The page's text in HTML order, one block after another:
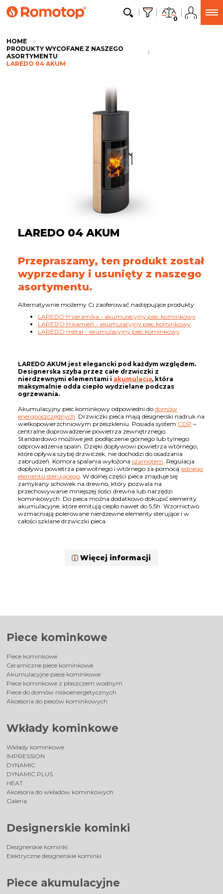
0
HOME
PRODUKTY WYCOFANE Z NASZEGO
ASORTYMENTU
LAREDO 04 AKUM
LAREDO 04 AKUM
Przepraszamy, ten produkt został
wyprzedany i usunięty z naszego
asortymentu.
Alternatywnie możemy Ci zaoferować następujące produkty:
LAREDO H ceramika - akumulacyjny piec kominkowy
LAREDO H kamień - akumulacyjny piec kominkowy
LAREDO metal - akumulacyjny piec kominkowy
LAREDO AKUM jest elegancki pod każdym względem.
Designerska szyba przez całe drzwiczki z
nierdzewnymi elementami i akumulacją, która
maksymalnie odda ciepło wydzielane podczas
ogrzewania.
Akumulacyjny piec kominkowy odpowiedni do domów
energooszczędnych . Drzwiczki pieca mają designerski nadruk na
wielkopowierzchniowym przeszkleniu. Posiada system CDP –
centralne doprowadzenie powietrza zewnętrznego.
Standardowo możliwe jest podłączenie górnego lub tylnego
odprowadzenia spalin. Dzięki dopływowi powietrza wtórnego,
które opływa szybę drzwiczek, nie dochodzi do osadzania
zabrudzeń. Komora spalania wyłożona szamotem . Regulacja
dopływu powietrza pierwotnego i wtórnego za pomocą jednego
elementu sterującego. W dolnej części pieca znajduje się
zamykany schowek na drewno, który pozwala na
przechowywanie mniejszej ilości drewna lub narzędzi
kominkowych. Do pieca można dodatkowo dokupić elementy
akumulacyjne, które emitują ciepło nawet do 5,5h. Wzornictwo
wzmacniają polerowane nierdzewne elementy sterujące i w
całości szklane drzwiczki pieca.
Więcej informacji
Piece kominkowe
Piece kominkowe
Ceramiczne piece kominkowe
Akumulacyjne piece kominkowe
Piece kominkowe z płaszczem wodnym
Piece do domów niskoenergetycznych
Akcesoria do pieców kominkowych
Wkłady kominkowe
Wkłady kominkowe
IMPRESSION
DYNAMIC
DYNAMIC PLUS
HEAT
Akcesoria do wkładów kominkowych
Galeria
Designerskie kominki
Designerskie kominki
Elektryczne designerskie kominki
Piece akumulacyjne